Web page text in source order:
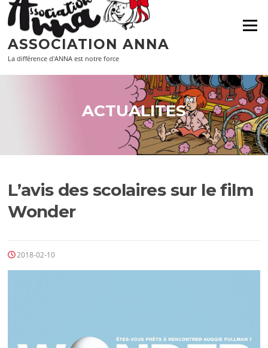
Aller
au
contenu
ASSOCIATION ANNA
La différence d'ANNA est notre force
Menu
ACTUALITES
L’avis des scolaires sur le film
Wonder
2018-02-10